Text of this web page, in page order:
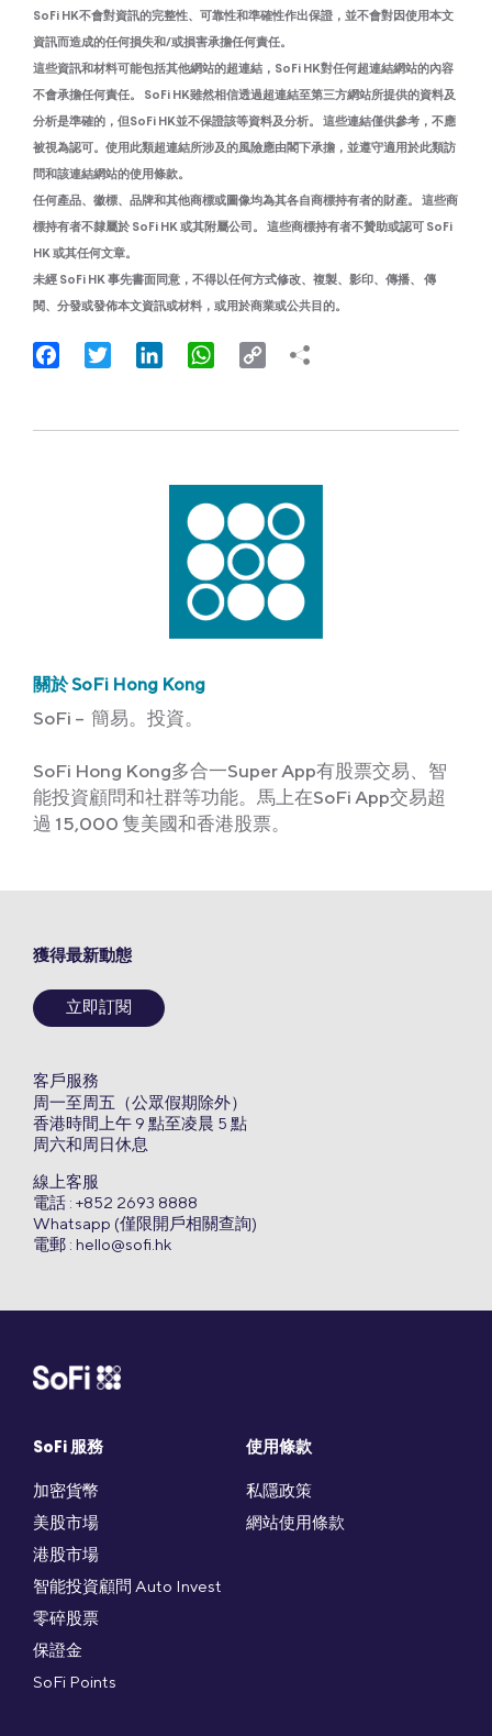
SoFi HK不會對資訊的完整性、可靠性和準確性作出保證，並不會對因使用本文
資訊而造成的任何損失和/或損害承擔任何責任。
這些資訊和材料可能包括其他網站的超連結，SoFi HK對任何超連結網站的內容
不會承擔任何責任。 SoFi HK雖然相信透過超連結至第三方網站所提供的資料及
分析是準確的，但SoFi HK並不保證該等資料及分析。 這些連結僅供參考，不應
被視為認可。使用此類超連結所涉及的風險應由閣下承擔，並遵守適用於此類訪
問和該連結網站的使用條款。
任何產品、徽標、品牌和其他商標或圖像均為其各自商標持有者的財產。 這些商
標持有者不隸屬於 SoFi HK 或其附屬公司。 這些商標持有者不贊助或認可 SoFi
HK 或其任何文章。
未經 SoFi HK 事先書面同意，不得以任何方式修改、複製、影印、傳播、 傳
閱、分發或發佈本文資訊或材料，或用於商業或公共目的。
FacebookTwitter LinkedInWhatsApp
Copy
關於 SoFi Hong Kong
SoFi – 簡易。投資。
SoFi Hong Kong多合一Super App有股票交易、智
能投資顧問和社群等功能。馬上在SoFi App交易超
過 15,000 隻美國和香港股票。
SoFi 服務
加密貨幣
美股市場
港股市場
智能投資顧問 Auto Invest
零碎股票
保證金
SoFi Points
使用條款
私隱政策
網站使用條款
獲得最新動態
立即訂閱
客戶服務
周一至周五（公眾假期除外）
香港時間上午 9 點至凌晨 5 點
周六和周日休息
線上客服
電話 : +852 2693 8888
Whatsapp (僅限開戶相關查詢)
電郵 : hello@sofi.hk